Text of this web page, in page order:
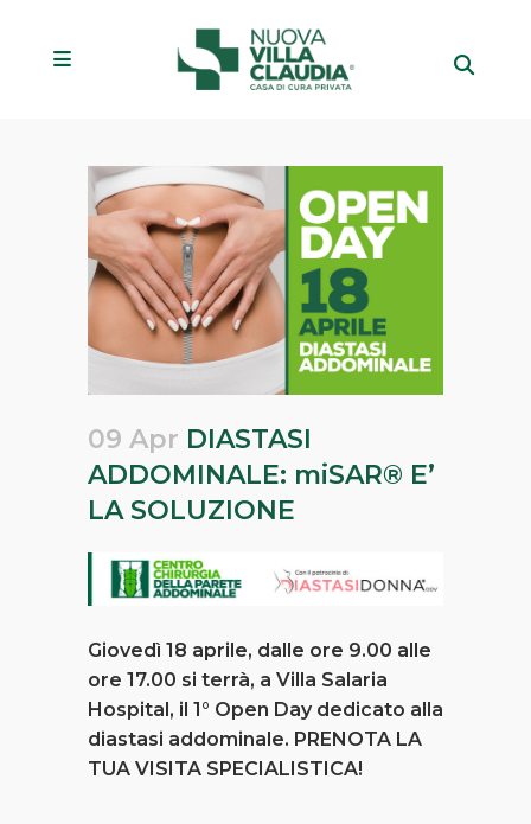
09 Apr DIASTASI
ADDOMINALE: miSAR® E’
LA SOLUZIONE
Giovedì 18 aprile, dalle ore 9.00 alle
ore 17.00 si terrà, a Villa Salaria
Hospital, il 1° Open Day dedicato alla
diastasi addominale. PRENOTA LA
TUA VISITA SPECIALISTICA!